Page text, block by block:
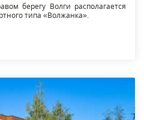
берегу Волги располагается
типа «Волжанка».